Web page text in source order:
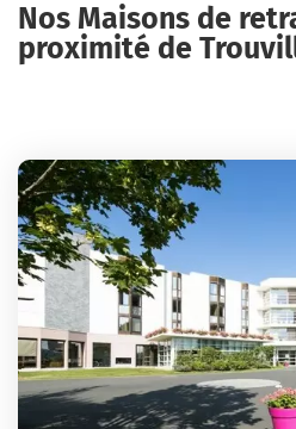
Nos Maisons de
proximité de